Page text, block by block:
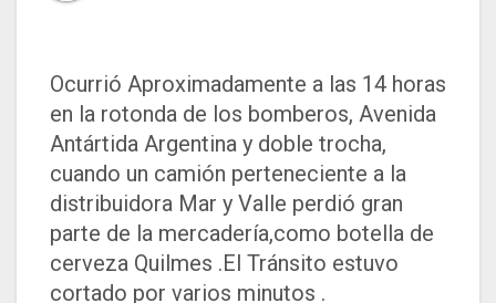
Ocurrió Aproximadamente a las 14 horas
en la rotonda de los bomberos, Avenida
Antártida Argentina y doble trocha,
cuando un camión perteneciente a la
distribuidora Mar y Valle perdió gran
parte de la mercadería,como botella de
cerveza Quilmes .El Tránsito estuvo
cortado por varios minutos .